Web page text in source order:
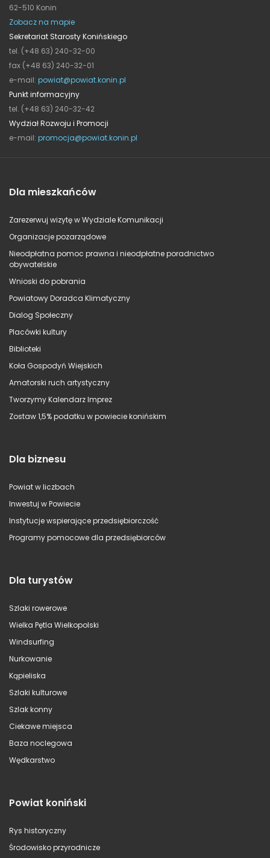
62-510 Konin
Zobacz na mapie
Sekretariat Starosty Konińskiego
tel. (+48 63) 240-32-00
fax (+48 63) 240-32-01
e-mail: powiat@powiat.konin.pl
Punkt informacyjny
tel. (+48 63) 240-32-42
Wydział Rozwoju i Promocji
e-mail: promocja@powiat.konin.pl
Dla mieszkańców
Zarezerwuj wizytę w Wydziale Komunikacji
Organizacje pozarządowe
Nieodpłatna pomoc prawna i nieodpłatne poradnictwo
obywatelskie
Wnioski do pobrania
Powiatowy Doradca Klimatyczny
Dialog Społeczny
Placówki kultury
Biblioteki
Koła Gospodyń Wiejskich
Amatorski ruch artystyczny
Tworzymy Kalendarz Imprez
Zostaw 1,5% podatku w powiecie konińskim
Dla biznesu
Powiat w liczbach
Inwestuj w Powiecie
Instytucje wspierające przedsiębiorczość
Programy pomocowe dla przedsiębiorców
Dla turystów
Szlaki rowerowe
Wielka Pętla Wielkopolski
Windsurfing
Nurkowanie
Kąpieliska
Szlaki kulturowe
Szlak konny
Ciekawe miejsca
Baza noclegowa
Wędkarstwo
Powiat koniński
Rys historyczny
Środowisko przyrodnicze